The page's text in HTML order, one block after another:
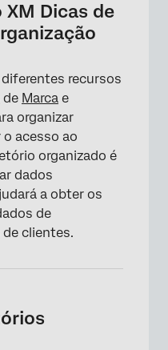
Contato
Dicas de
recursos
de Marca e
organizar
o acesso ao
organizado é
dados
a obter os
de
clientes.